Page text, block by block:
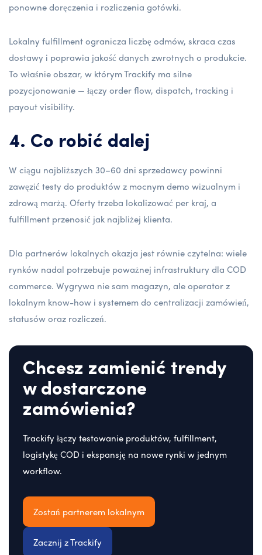
ponowne doręczenia i rozliczenia gotówki.
Lokalny fulfillment ogranicza liczbę odmów, skraca czas
dostawy i poprawia jakość danych zwrotnych o produkcie.
To właśnie obszar, w którym Trackify ma silne
pozycjonowanie — łączy order flow, dispatch, tracking i
payout visibility.
4. Co robić dalej
W ciągu najbliższych 30–60 dni sprzedawcy powinni
zawęzić testy do produktów z mocnym demo wizualnym i
zdrową marżą. Oferty trzeba lokalizować per kraj, a
fulfillment przenosić jak najbliżej klienta.
Dla partnerów lokalnych okazja jest równie czytelna: wiele
rynków nadal potrzebuje poważnej infrastruktury dla COD
commerce. Wygrywa nie sam magazyn, ale operator z
lokalnym know-how i systemem do centralizacji zamówień,
statusów oraz rozliczeń.
Chcesz zamienić trendy
w dostarczone
zamówienia?
Trackify łączy testowanie produktów, fulfillment,
logistykę COD i ekspansję na nowe rynki w jednym
workflow.
Zostań partnerem lokalnym
Zacznij z Trackify